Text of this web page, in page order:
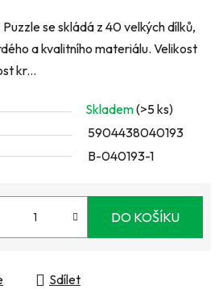
se skládá z 40 velkých dílků,
a kvalitního materiálu. Velikost
kr...
Skladem(>5 ks)
5904438040193
B-040193-1
DO KOŠÍKU
Sdílet